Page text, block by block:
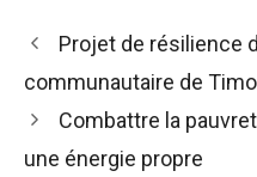
Projet de résilience
communautaire de
Combattre la
une énergie propre